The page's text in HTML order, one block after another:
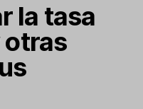
la tasa
otras